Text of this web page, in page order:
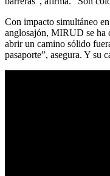
Con impacto simultáneo
anglosajón, MIRUD se ha
abrir un camino sólido
pasaporte”, asegura. Y su